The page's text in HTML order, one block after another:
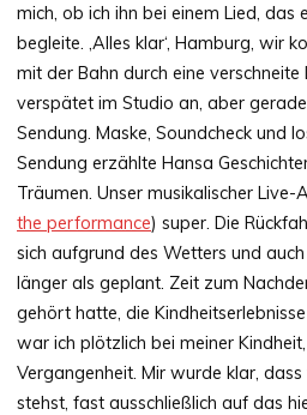
mich, ob ich ihn bei einem Lied, das
begleite. ‚Alles klar‘, Hamburg, wir
mit der Bahn durch eine verschneite
verspätet im Studio an, aber
Sendung. Maske, Soundcheck und
Sendung erzählte Hansa
Träumen. Unser musikalischer
the performance) super. Die
sich aufgrund des Wetters und
länger als geplant. Zeit zum
gehört hatte, die
war ich plötzlich bei meiner
Vergangenheit. Mir wurde klar,
stehst, fast ausschließlich auf das